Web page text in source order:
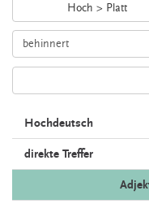
Hoch > Platt
Hochdeutsch
direkte Treffer